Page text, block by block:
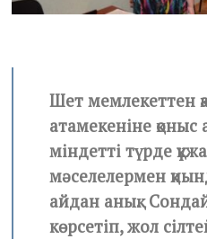
Шет мемлекеттен
атамекеніне
міндетті түрде
мәселелермен
айдан анық.
көрсетіп, жол